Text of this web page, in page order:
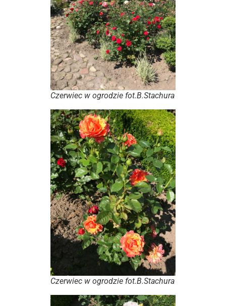
Czerwiec w ogrodzie fot.B.Stachura
Czerwiec w ogrodzie fot.B.Stachura